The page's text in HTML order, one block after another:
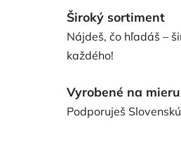
Široký sortiment
Nájdeš, čo hľadáš –
každého!
Vyrobené na mieru
Podporuješ